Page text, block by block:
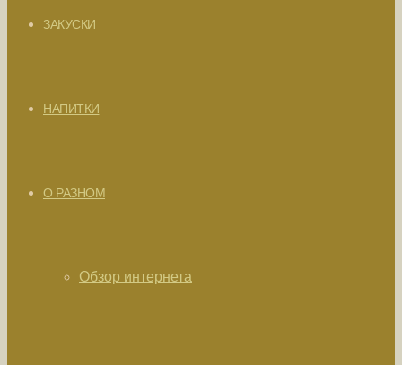
ЗАКУСКИ
НАПИТКИ
О РАЗНОМ
Обзор интернета